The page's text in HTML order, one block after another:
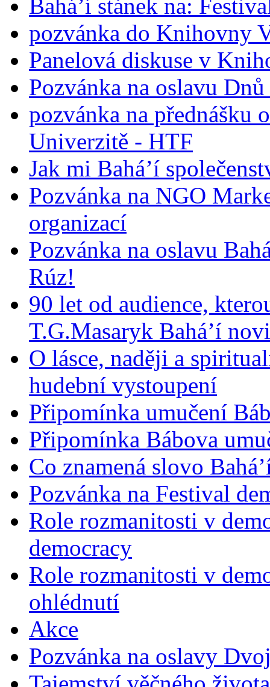
Bahá’í stánek na:
pozvánka do Knihovny
Panelová diskuse v
Pozvánka na oslavu
pozvánka na přednášku
Univerzitě - HTF
Jak mi Bahá’í
Pozvánka na NGO
organizací
Pozvánka na oslavu
Rúz!
90 let od audience,
T.G.Masaryk Bahá’í
O lásce, naději a
hudební vystoupení
Připomínka umučení
Připomínka Bábova
Co znamená slovo
Pozvánka na Festival
Role rozmanitosti v
democracy
Role rozmanitosti v
ohlédnutí
Akce
Pozvánka na oslavy